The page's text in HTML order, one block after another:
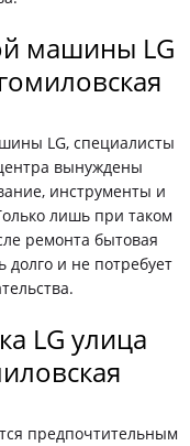
машины LG
LG, специалисты
вынуждены
инструменты и
лишь при таком
ремонта бытовая
долго и не потребует
LG улица
предпочтительным